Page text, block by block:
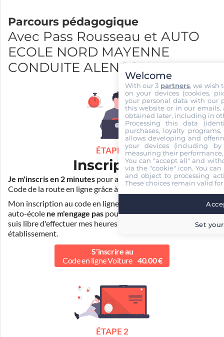
Parcours pédagogique
Avec Pass Rousseau et AUTO
ECOLE NORD MAYENNE
CONDUITE ALENCON
ÉTAPE 1
Inscription
Je m'inscris en 2 minutes pour accéder à ma formation au
Code de la route en ligne grâce à
Mon inscription au code en ligne voiture auprès de mon
auto-école ne m'engage pas pour la suite de ma formation. Je
suis libre d'effectuer mes heures de conduite dans un autre
établissement.
S'inscrire au
Code en ligne Voiture 40.00 €
ÉTAPE 2
Welcome
With our 3 partners, we wish
on your devices (cookies,
your personal data with our
this website or in our emails,
obtained later, including in
Processing this data
purchases, loyalty
allows developing and
your devices (including
measuring their
You can "accept all" and
via the "cookie" icon. You
and object to processing
These choices remain valid
Set